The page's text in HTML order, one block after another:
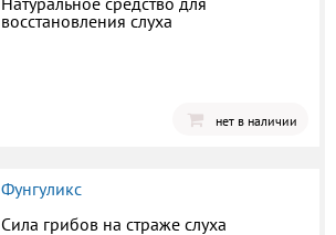
восстановления слуха
нет в наличии
Фунгуликс
Сила грибов на страже слуха